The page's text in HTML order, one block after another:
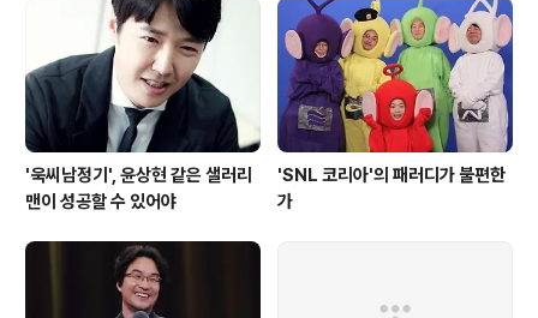
'욱씨남정기', 윤상현 같은 샐러리
맨이 성공할 수 있어야
'SNL 코리아'의 패러디가 불편한
가